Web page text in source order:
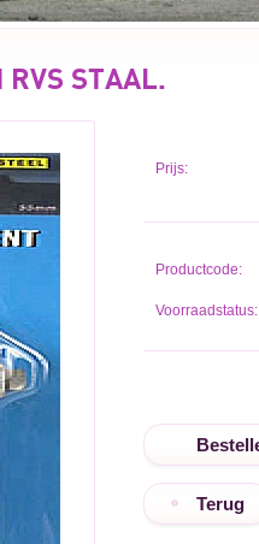
STAAL.
Prijs:
Productcode:
Voorraadstatus:
Terug